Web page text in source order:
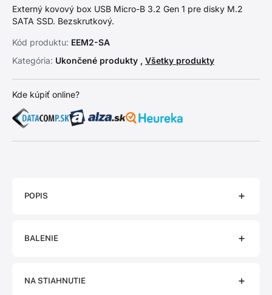
Externý kovový box USB Micro-B 3.2 Gen 1 pre disky M.2
SATA SSD. Bezskrutkový.
Kód produktu: EEM2-SA
Kategória: Ukončené produkty , Všetky produkty
Kde kúpiť online?
POPIS
BALENIE
NA STIAHNUTIE